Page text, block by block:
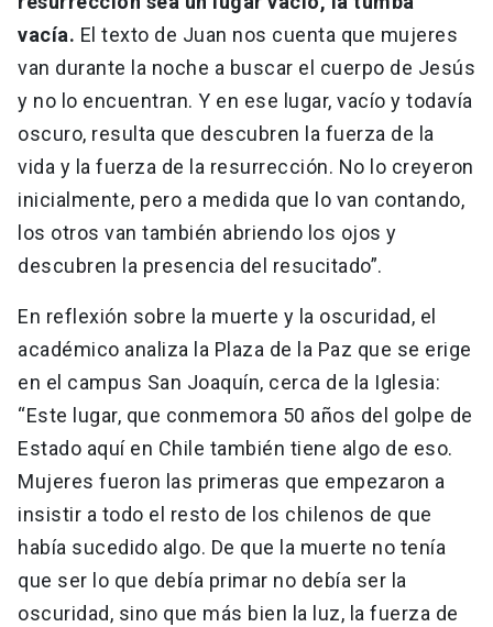
vacía. El texto de Juan nos cuenta que mujeres
van durante la noche a buscar el cuerpo de Jesús
y no lo encuentran. Y en ese lugar, vacío y todavía
oscuro, resulta que descubren la fuerza de la
vida y la fuerza de la resurrección. No lo creyeron
inicialmente, pero a medida que lo van contando,
los otros van también abriendo los ojos y
descubren la presencia del resucitado”.
En reflexión sobre la muerte y la oscuridad, el
académico analiza la Plaza de la Paz que se erige
en el campus San Joaquín, cerca de la Iglesia:
“Este lugar, que conmemora 50 años del golpe de
Estado aquí en Chile también tiene algo de eso.
Mujeres fueron las primeras que empezaron a
insistir a todo el resto de los chilenos de que
había sucedido algo. De que la muerte no tenía
que ser lo que debía primar no debía ser la
oscuridad, sino que más bien la luz, la fuerza de